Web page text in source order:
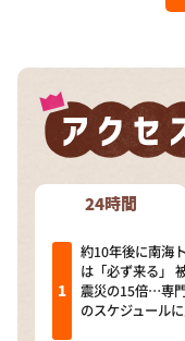
24時間
約10年後に南海
は「必ず来る」
震災の15倍…専
のスケジュールに